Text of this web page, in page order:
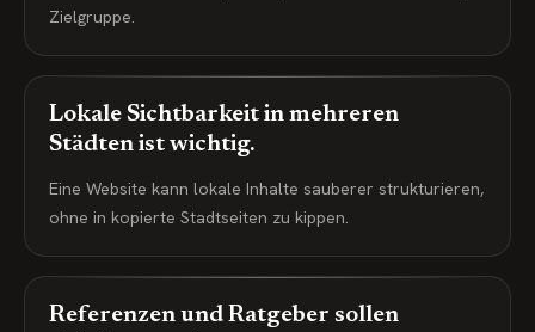
Zielgruppe.
Lokale Sichtbarkeit in mehreren
Städten ist wichtig.
Eine Website kann lokale Inhalte sauberer strukturieren,
ohne in kopierte Stadtseiten zu kippen.
Referenzen und Ratgeber sollen